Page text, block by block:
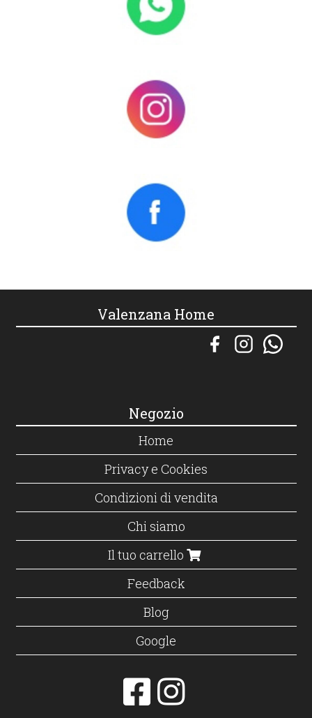
Valenzana Home
Negozio
Home
Privacy e Cookies
Condizioni di vendita
Chi siamo
Il tuo carrello
Feedback
Blog
Google